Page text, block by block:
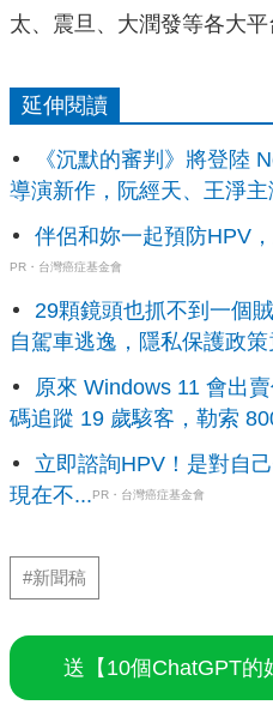
太、震旦、大潤發等各大平
延伸閱讀
《沉默的審判》將登陸
導演新作，阮經天、王淨主
伴侶和妳一起預防HPV
PR・台灣癌症基金會
29顆鏡頭也抓不到一個
自駕車逃逸，隱私保護政
原來 Windows 11 會出
碼追蹤 19 歲駭客，勒索
立即諮詢HPV！是對自
現在不...PR・台灣癌症基金會
#新聞稿
送【10個ChatGPT的